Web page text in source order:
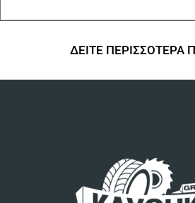
ΔΕΙΤΕ ΠΕΡΙΣΣΟΤΕΡΑ